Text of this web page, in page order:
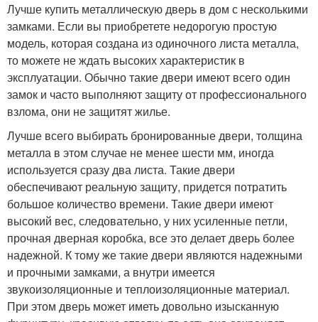
Лучше купить металлическую дверь в дом с несколькими
замками. Если вы приобретете недорогую простую
модель, которая создана из одиночного листа металла,
то можете не ждать высоких характеристик в
эксплуатации. Обычно такие двери имеют всего один
замок и часто выполняют защиту от профессионального
взлома, они не защитят жилье.
Лучше всего выбирать бронированные двери, толщина
металла в этом случае не менее шести мм, иногда
используется сразу два листа. Такие двери
обеспечивают реальную защиту, придется потратить
большое количество времени. Такие двери имеют
высокий вес, следовательно, у них усиленные петли,
прочная дверная коробка, все это делает дверь более
надежной. К тому же такие двери являются надежными
и прочными замками, а внутри имеется
звукоизоляционные и теплоизоляционные материал.
При этом дверь может иметь довольно изысканную